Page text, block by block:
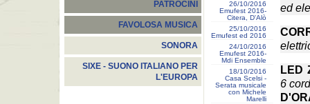
PATROCINI
FAVOLOSA MUSICA
SONORA
SIXE - SUONO ITALIANO PER
L'EUROPA
26/10/2016
Emufest 2016-
Citera, D'Alò
25/10/2016
Emufest ed 2016
24/10/2016
Emufest 2016-
Mdi Ensemble
18/10/2016
Casa Scelsi -
Serata musicale
con Michele
Marelli
ed
LED
6